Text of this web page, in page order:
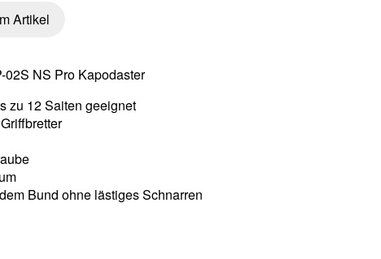
Artikel
02S NS Pro Kapodaster
zu 12 Saiten geeignet
Bund ohne lästiges Schnarren